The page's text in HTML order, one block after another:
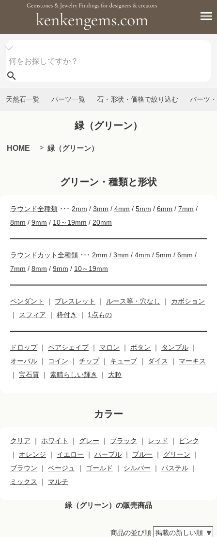
天然石一覧 パーツ一覧 石・形状・価格で絞り込む パーツ
緑（グリーン）
HOME 緑（グリーン）
グリーン・種類と形状
ラウンド全種類 ･･･ 2mm / 3mm / 4mm / 5mm / 6mm / 7mm /
8mm / 9mm / 10～19mm / 20mm
ラウンドカット全種類 ･･･ 2mm / 3mm / 4mm / 5mm / 6mm /
7mm / 8mm / 9mm / 10～19mm
ペンダント ｜ ブレスレット ｜ ルース等・穴なし ｜ カボション
｜
スフィア ｜ 枠付き ｜ 1点もの
ドロップ｜ ペアシェイプ｜ マロン ｜ ボタン ｜ タンブル ｜
オーバル ｜ コイン ｜ チップ｜ キューブ ｜ ダイス ｜ マーキス
｜ 宝石質 ｜ 素晴らしい輝き ｜ 大粒
カラー
クリア ｜ ホワイト ｜ グレー ｜ ブラック ｜ レッド ｜
ピンク
｜ オレンジ ｜ イエロー ｜ パープル ｜ ブルー ｜ グリーン ｜
ブラウン ｜ ベージュ ｜ ゴールド ｜ シルバー ｜ パステル ｜
ミックス
｜ マルチ
緑（グリーン）の販売商品
商品の並び順